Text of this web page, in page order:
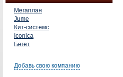
Мегаплан
Jume
Кит-системс
Iconica
Бегет
Добавь свою компанию